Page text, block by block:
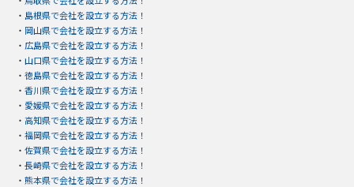
・ 島根県で会社を設立する方法！
・ 岡山県で会社を設立する方法！
・ 広島県で会社を設立する方法！
・ 山口県で会社を設立する方法！
・ 徳島県で会社を設立する方法！
・ 香川県で会社を設立する方法！
・ 愛媛県で会社を設立する方法！
・ 高知県で会社を設立する方法！
・ 福岡県で会社を設立する方法！
・ 佐賀県で会社を設立する方法！
・ 長崎県で会社を設立する方法！
・ 熊本県で会社を設立する方法！